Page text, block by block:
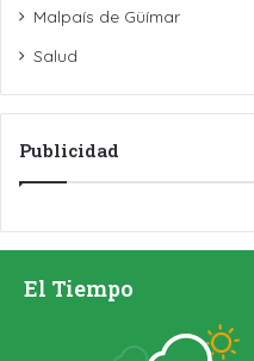
Malpaís de Güímar
Salud
Publicidad
El Tiempo